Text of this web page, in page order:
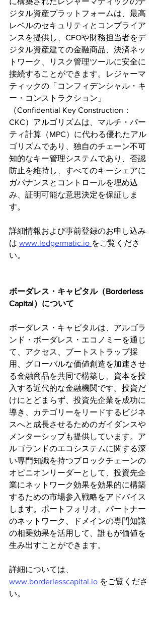
ジタル資産プラットフォームは、最高
レベルのセキュリティとコンプライア
ンスを提供し、CFOや財務担当者をデ
ジタル資産建ての金融商品、決済ネッ
トワーク、リスク管理ツールに安全に
接続することができます。レジャーマ
ティックの「コンフィデンシャル・キ
ー・コンストラクション」
（Confidential Key Construction：
CKC）アルゴリズムは、マルチ・パー
ティ計算（MPC）に代わる優れたアル
ゴリズムであり、独自のチェーン不可
知的なキー管理システムであり、否認
防止を維持し、すべてのキーシェアに
ガバナンスとコントロールを埋め込
み、証明可能な意思決定を保証しま
す。
詳細情報および事前登録のお申し込み
は www.ledgermatic.io をご覧くださ
い。
ボーダレス・キャピタル（Borderless
Capital）について
ボーダレス・キャピタルは、アルゴラ
ンド・ボーダレス・エコノミーを通じ
て、アクセス、ブートストラップ採
用、グローバルな価値創造を加速させ
る金融商品を共同で構築し、資本を投
入する近代的な金融機関です。投資だ
けにとどまらず、投資先企業を成功に
導き、カテゴリーをリードするビジネ
スへと成長させるためのガイダンスや
メンターシップも提供しています。ア
ルゴランドのエコシステムに関する深
い専門知識を持つブロックチェーンの
オピニオンリーダーとして、投資先企
業にネットワーク効果を効果的に構築
するための市場参入戦略をアドバイス
します。ポートフォリオ、パートナー
のネットワーク、ドメインの専門知識
の相乗効果を活用して、誰もが価値を
生み出すことができます。
詳細については、
www.borderlesscapital.io をご覧くださ
い。